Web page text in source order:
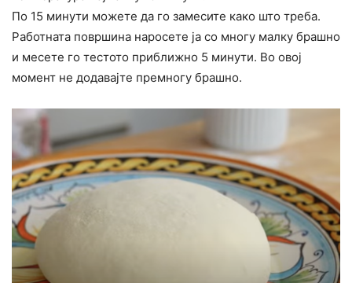
По 15 минути можете да го замесите како што треба.
Работната површина наросете ја со многу малку брашно
и месете го тестото приближно 5 минути. Во овој
момент не додавајте премногу брашно.